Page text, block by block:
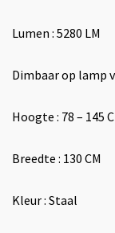
Lumen : 5280 LM
Dimbaar op lamp
Hoogte : 78 – 145
Breedte : 130 CM
Kleur : Staal